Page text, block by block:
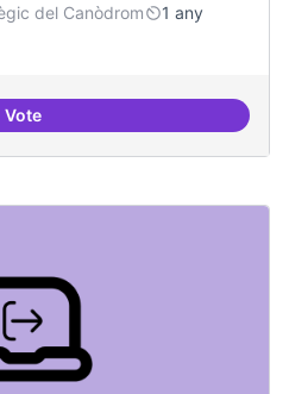
del Canòdrom
1 any
VoteMemòria HIstòrica